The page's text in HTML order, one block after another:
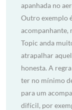
apanhada no
Outro exemplo
acompanhante,
Topic anda
atrapalhar
honesta. A
ter no mínimo
para um
difícil, por